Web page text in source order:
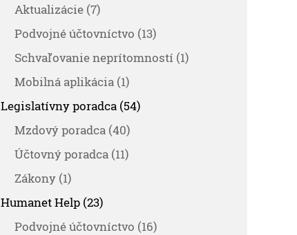
Aktualizácie (7)
Podvojné účtovníctvo (13)
Schvaľovanie neprítomností (1)
Mobilná aplikácia (1)
Legislatívny poradca (54)
Mzdový poradca (40)
Účtovný poradca (11)
Zákony (1)
Humanet Help (23)
Podvojné účtovníctvo (16)